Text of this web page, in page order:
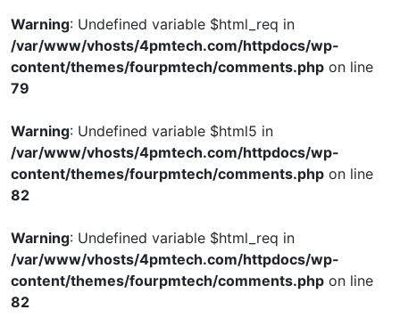
Warning: Undefined variable $html_req in
/var/www/vhosts/4pmtech.com/httpdocs/wp-
content/themes/fourpmtech/comments.php on line
79
Warning: Undefined variable $html5 in
/var/www/vhosts/4pmtech.com/httpdocs/wp-
content/themes/fourpmtech/comments.php on line
82
Warning: Undefined variable $html_req in
/var/www/vhosts/4pmtech.com/httpdocs/wp-
content/themes/fourpmtech/comments.php on line
82